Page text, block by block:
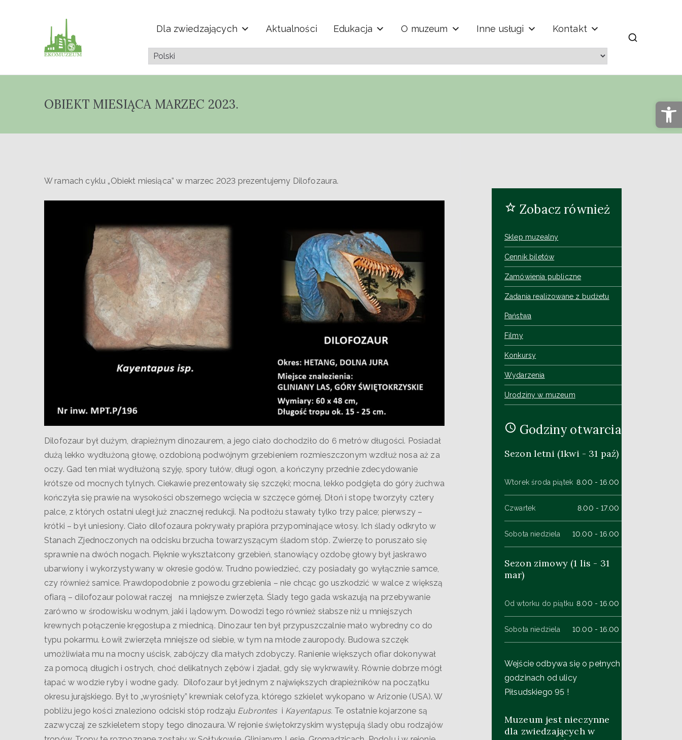
Muzeum Przyrody i Techniki "Ekomuzeum" im. Jana
Pazdura
Dla zwiedzających Aktualności Edukacja O muzeum Inne usługi Kontakt
OBIEKT MIESIĄCA MARZEC 2023.
W ramach cyklu „Obiekt miesiąca” w marzec 2023 prezentujemy Dilofozaura.
Dilofozaur był dużym, drapieżnym dinozaurem, a jego ciało dochodziło do 6 metrów długości. Posiadał
dużą lekko wydłużoną głowę, ozdobioną podwójnym grzebieniem rozmieszczonym wzdłuż nosa aż za
oczy. Gad ten miał wydłużoną szyję, spory tułów, długi ogon, a kończyny przednie zdecydowanie
krótsze od mocnych tylnych. Ciekawie prezentowały się szczęki; mocna, lekko podgięta do góry żuchwa
kończyła się prawie na wysokości obszernego wcięcia w szczęce górnej. Dłoń i stopę tworzyły cztery
palce, z których ostatni uległ już znacznej redukcji. Na podłożu stawały tylko trzy palce; pierwszy –
krótki – był uniesiony. Ciało dilofozaura pokrywały prapióra przypominające włosy. Ich ślady odkryto w
Stanach Zjednoczonych na odcisku brzucha towarzyszącym śladom stóp. Zwierzę to poruszało się
sprawnie na dwóch nogach. Pięknie wykształcony grzebień, stanowiący ozdobę głowy był jaskrawo
ubarwiony i wykorzystywany w okresie godów. Trudno powiedzieć, czy posiadały go wyłącznie samce,
czy również samice. Prawdopodobnie z powodu grzebienia – nie chcąc go uszkodzić w walce z większą
ofiarą – dilofozaur polował raczej na mniejsze zwierzęta. Ślady tego gada wskazują na przebywanie
zarówno w środowisku wodnym, jaki i lądowym. Dowodzi tego również słabsze niż u mniejszych
krewnych połączenie kręgosłupa z miednicą. Dinozaur ten był przypuszczalnie mało wybredny co do
typu pokarmu. Łowił zwierzęta mniejsze od siebie, w tym na młode zauropody. Budowa szczęk
umożliwiała mu na mocny uścisk, zabójczy dla małych zdobyczy. Ranienie większych ofiar dokonywał
za pomocą długich i ostrych, choć delikatnych zębów i zjadał, gdy się wykrwawiły. Równie dobrze mógł
łapać w wodzie ryby i wodne gady. Dilofozaur był jednym z największych drapieżników na początku
okresu jurajskiego. Był to „wyrośnięty” krewniak celofyza, którego szkielet wykopano w Arizonie (USA). W
pobliżu jego kości znaleziono odciski stóp rodzaju Eubrontes i Kayentapus. Te ostatnie kojarzone są
zazwyczaj ze szkieletem stopy tego dinozaura. W rejonie świętokrzyskim występują ślady obu rodzajów
Zobacz również
Sklep muzealny
Cennik biletów
Zamówienia publiczne
Zadania realizowane z budżetu
Państwa
Filmy
Konkursy
Wydarzenia
Urodziny w muzeum
Godziny otwarcia
Sezon letni (1kwi - 31 paź)
Wtorek środa piątek 8.00 - 16.00
Czwartek 8.00 - 17.00
Sobota niedziela 10.00 - 16.00
Sezon zimowy (1 lis - 31
mar)
Od wtorku do piątku 8.00 - 16.00
Sobota niedziela 10.00 - 16.00
Wejście odbywa się o pełnych
godzinach od ulicy
Piłsudskiego 95 !
Muzeum jest nieczynne
dla zwiedzających w